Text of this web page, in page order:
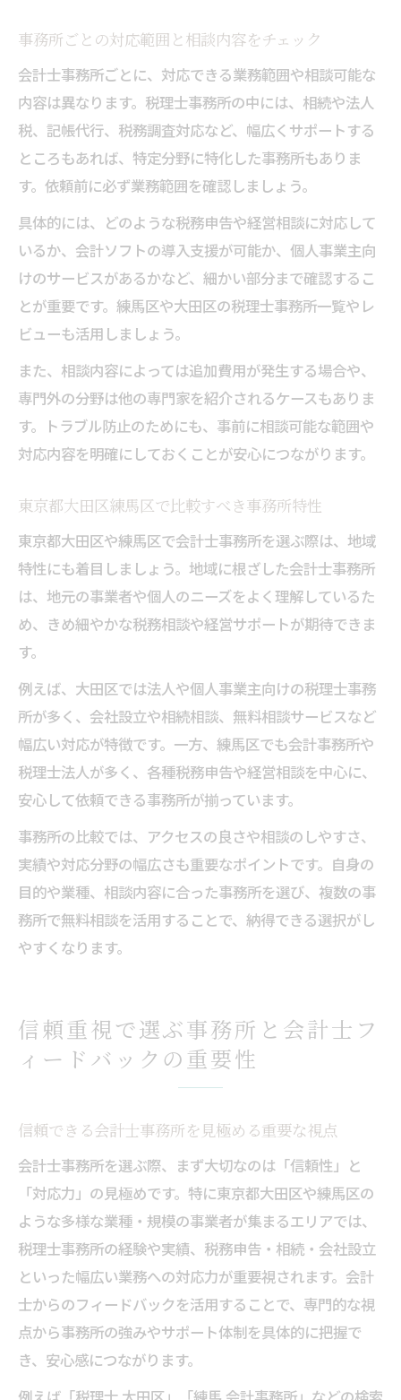
事務所ごとの対応範囲と相談内容をチェック
会計士事務所ごとに、対応できる業務範囲や相談可能な
内容は異なります。税理士事務所の中には、相続や法人
税、記帳代行、税務調査対応など、幅広くサポートする
ところもあれば、特定分野に特化した事務所もありま
す。依頼前に必ず業務範囲を確認しましょう。
具体的には、どのような税務申告や経営相談に対応して
いるか、会計ソフトの導入支援が可能か、個人事業主向
けのサービスがあるかなど、細かい部分まで確認するこ
とが重要です。練馬区や大田区の税理士事務所一覧やレ
ビューも活用しましょう。
また、相談内容によっては追加費用が発生する場合や、
専門外の分野は他の専門家を紹介されるケースもありま
す。トラブル防止のためにも、事前に相談可能な範囲や
対応内容を明確にしておくことが安心につながります。
東京都大田区練馬区で比較すべき事務所特性
東京都大田区や練馬区で会計士事務所を選ぶ際は、地域
特性にも着目しましょう。地域に根ざした会計士事務所
は、地元の事業者や個人のニーズをよく理解しているた
め、きめ細やかな税務相談や経営サポートが期待できま
す。
例えば、大田区では法人や個人事業主向けの税理士事務
所が多く、会社設立や相続相談、無料相談サービスなど
幅広い対応が特徴です。一方、練馬区でも会計事務所や
税理士法人が多く、各種税務申告や経営相談を中心に、
安心して依頼できる事務所が揃っています。
事務所の比較では、アクセスの良さや相談のしやすさ、
実績や対応分野の幅広さも重要なポイントです。自身の
目的や業種、相談内容に合った事務所を選び、複数の事
務所で無料相談を活用することで、納得できる選択がし
やすくなります。
信頼重視で選ぶ事務所と会計士フ
ィードバックの重要性
信頼できる会計士事務所を見極める重要な視点
会計士事務所を選ぶ際、まず大切なのは「信頼性」と
「対応力」の見極めです。特に東京都大田区や練馬区の
ような多様な業種・規模の事業者が集まるエリアでは、
税理士事務所の経験や実績、税務申告・相続・会社設立
といった幅広い業務への対応力が重要視されます。会計
士からのフィードバックを活用することで、専門的な視
点から事務所の強みやサポート体制を具体的に把握で
き、安心感につながります。